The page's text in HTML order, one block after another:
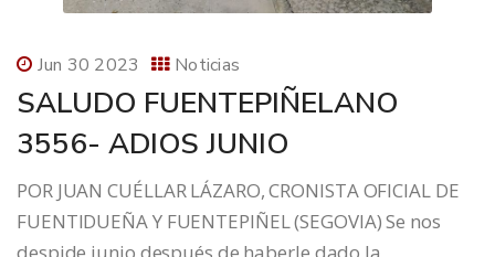
Jun 30 2023 Noticias
SALUDO FUENTEPIÑELANO
3556- ADIOS JUNIO
POR JUAN CUÉLLAR LÁZARO, CRONISTA OFICIAL DE
FUENTIDUEÑA Y FUENTEPIÑEL (SEGOVIA) Se nos